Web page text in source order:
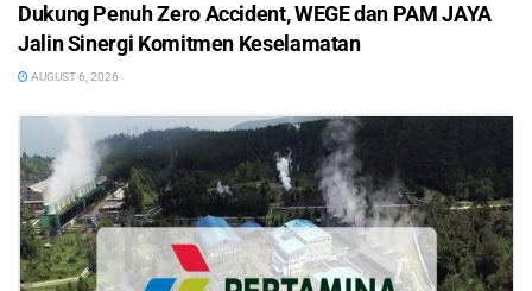
Dukung Penuh Zero Accident, WEGE dan PAM JAYA
Jalin Sinergi Komitmen Keselamatan
AUGUST 6, 2026